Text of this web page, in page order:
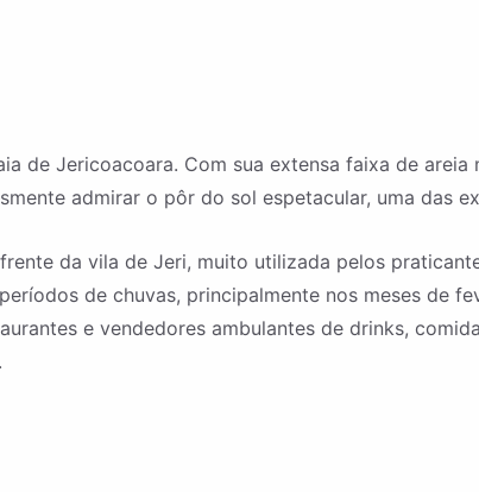
de Jericoacoara. Com sua extensa faixa de
admirar o pôr do sol espetacular, uma das
da vila de Jeri, muito utilizada pelos
de chuvas, principalmente nos meses de
e vendedores ambulantes de drinks,